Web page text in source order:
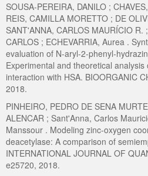
SOUSA-PEREIRA, DANILO ;
REIS, CAMILLA MORETTO ; DE
SANT'ANNA, CARLOS MAURÍCIO
CARLOS ; ECHEVARRIA, Aurea .
evaluation of N-aryl-2-phenyl-
Experimental and theoretical
interaction with HSA. BIOORGANIC
2018.
PINHEIRO, PEDRO DE SENA
ALENCAR ; Sant'Anna, Carlos
Manssour . Modeling zinc-oxygen
deacetylase: A comparison of
INTERNATIONAL JOURNAL OF
e25720, 2018.